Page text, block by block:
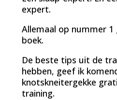
expert.
Allemaal op nummer
boek.
De beste tips uit de
hebben, geef ik
knotskneitergekke
training.